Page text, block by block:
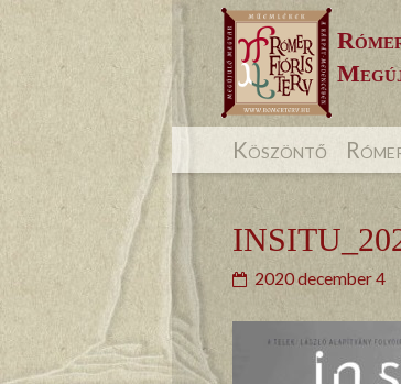
Skip
content
Köszöntő
2020 december 4